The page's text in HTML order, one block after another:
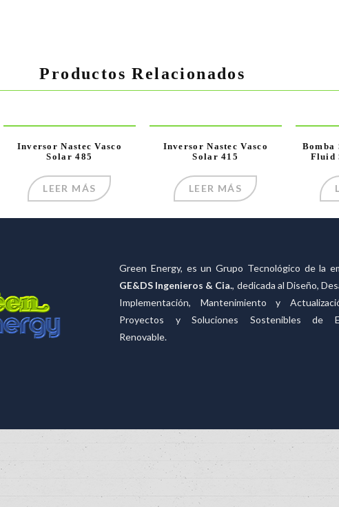
Productos Relacionados
Inversor Nastec Vasco
Solar 485
LEER MÁS
Inversor Nastec Vasco
Solar 415
LEER MÁS
Bomba
Fluid
Green Energy, es un Grupo Tecnológico de la
GE&DS Ingenieros & Cia., dedicada al Diseño,
Implementación, Mantenimiento y
Proyectos y Soluciones Sostenibles de
Renovable.